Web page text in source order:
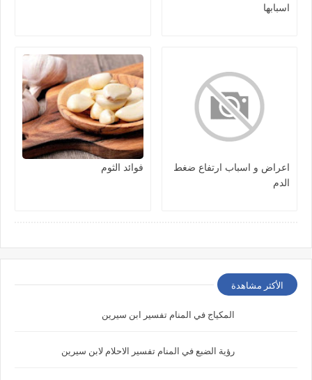
اسبابها
اعراض و اسباب ارتفاع ضغط
الدم
فوائد الثوم
الأكثر مشاهدة
المكياج في المنام تفسير ابن سيرين
رؤية الضبع في المنام تفسير الاحلام لابن سيرين